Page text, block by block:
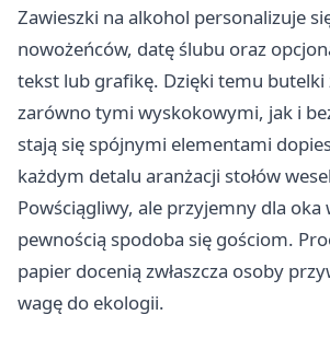
Zawieszki na alkohol personalizuje
nowożeńców, datę ślubu oraz
tekst lub grafikę. Dzięki temu
zarówno tymi wyskokowymi, jak i
stają się spójnymi elementami
każdym detalu aranżacji stołów
Powściągliwy, ale przyjemny dla oka
pewnością spodoba się gościom.
papier docenią zwłaszcza osoby
wagę do ekologii.